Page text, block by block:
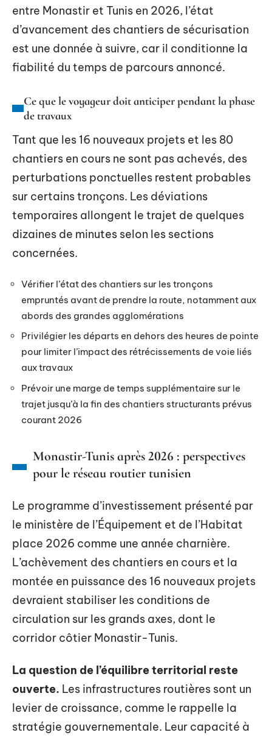
entre Monastir et Tunis en 2026, l’état
d’avancement des chantiers de sécurisation
est une donnée à suivre, car il conditionne la
fiabilité du temps de parcours annoncé.
Ce que le voyageur doit anticiper pendant la phase
de travaux
Tant que les 16 nouveaux projets et les 80
chantiers en cours ne sont pas achevés, des
perturbations ponctuelles restent probables
sur certains tronçons. Les déviations
temporaires allongent le trajet de quelques
dizaines de minutes selon les sections
concernées.
Vérifier l’état des chantiers sur les tronçons
empruntés avant de prendre la route, notamment aux
abords des grandes agglomérations
Privilégier les départs en dehors des heures de pointe
pour limiter l’impact des rétrécissements de voie liés
aux travaux
Prévoir une marge de temps supplémentaire sur le
trajet jusqu’à la fin des chantiers structurants prévus
courant 2026
Monastir-Tunis après 2026 : perspectives
pour le réseau routier tunisien
Le programme d’investissement présenté par
le ministère de l’Équipement et de l’Habitat
place 2026 comme une année charnière.
L’achèvement des chantiers en cours et la
montée en puissance des 16 nouveaux projets
devraient stabiliser les conditions de
circulation sur les grands axes, dont le
corridor côtier Monastir-Tunis.
La question de l’équilibre territorial reste
ouverte. Les infrastructures routières sont un
levier de croissance, comme le rappelle la
stratégie gouvernementale. Leur capacité à